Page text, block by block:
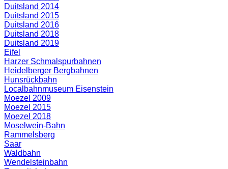
Duitsland 2014
Duitsland 2015
Duitsland 2016
Duitsland 2018
Duitsland 2019
Eifel
Harzer Schmalspurbahnen
Heidelberger Bergbahnen
Hunsrückbahn
Localbahnmuseum Eisenstein
Moezel 2009
Moezel 2015
Moezel 2018
Moselwein-Bahn
Rammelsberg
Saar
Waldbahn
Wendelsteinbahn